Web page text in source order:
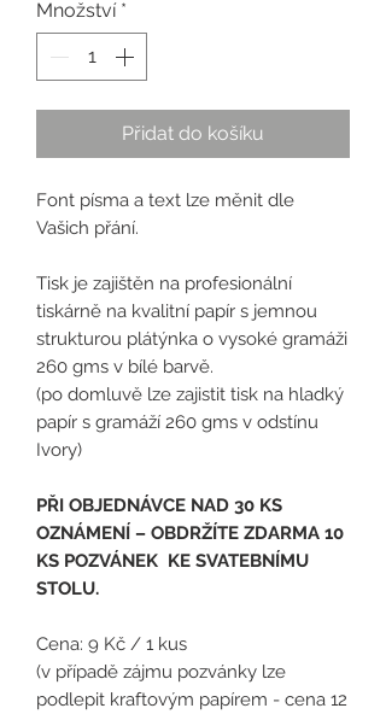
Množství *
Přidat do košíku
Font písma a text lze měnit dle
Vašich přání.
Tisk je zajištěn na profesionální
tiskárně na kvalitní papír s jemnou
strukturou plátýnka o vysoké gramáži
260 gms v bílé barvě.
(po domluvě lze zajistit tisk na hladký
papír s gramáží 260 gms v odstínu
Ivory)
PŘI OBJEDNÁVCE NAD 30 KS
OZNÁMENÍ – OBDRŽÍTE ZDARMA 10
KS POZVÁNEK KE SVATEBNÍMU
STOLU.
Cena: 9 Kč / 1 kus
(v případě zájmu pozvánky lze
podlepit kraftovým papírem - cena 12